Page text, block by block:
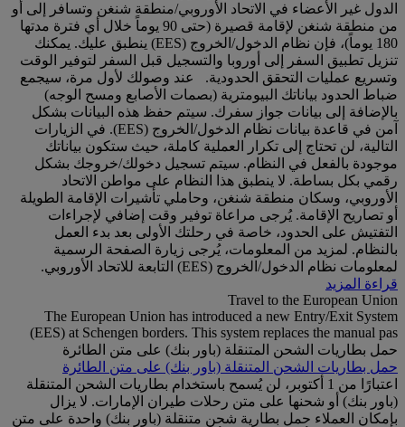
الدول غير الأعضاء في الاتحاد الأوروبي/منطقة شنغن وتسافر إلى أو
من منطقة شنغن لإقامة قصيرة (حتى 90 يوماً خلال أي فترة مدتها
180 يوماً)، فإن نظام الدخول/الخروج (EES) ينطبق عليك. يمكنك
تنزيل تطبيق السفر إلى أوروبا والتسجيل قبل السفر لتوفير الوقت
وتسريع عمليات التحقق الحدودية. عند وصولك لأول مرة، سيجمع
ضباط الحدود بياناتك البيومترية (بصمات الأصابع ومسح الوجه)
بالإضافة إلى بيانات جواز سفرك. سيتم حفظ هذه البيانات بشكل
آمن في قاعدة بيانات نظام الدخول/الخروج (EES). في الزيارات
التالية، لن تحتاج إلى تكرار العملية كاملة، حيث ستكون بياناتك
موجودة بالفعل في النظام. سيتم تسجيل دخولك/خروجك بشكل
رقمي بكل بساطة. لا ينطبق هذا النظام على مواطن الاتحاد
الأوروبي، وسكان منطقة شنغن، وحاملي تأشيرات الإقامة الطويلة
أو تصاريح الإقامة. يُرجى مراعاة توفير وقت إضافي لإجراءات
التفتيش على الحدود، خاصة في رحلتك الأولى بعد بدء العمل
بالنظام. لمزيد من المعلومات، يُرجى زيارة الصفحة الرسمية
لمعلومات نظام الدخول/الخروج (EES) التابعة للاتحاد الأوروبي.
قراءة المزيد
Travel to the European Union
The European Union has introduced a new Entry/Exit System
(EES) at Schengen borders. This system replaces the manual pas
حمل بطاريات الشحن المتنقلة (باور بنك) على متن الطائرة
حمل بطاريات الشحن المتنقلة (باور بنك) على متن الطائرة
اعتبارًا من 1 أكتوبر، لن يُسمح باستخدام بطاريات الشحن المتنقلة
(باور بنك) أو شحنها على متن رحلات طيران الإمارات. لا يزال
بإمكان العملاء حمل بطارية شحن متنقلة (باور بنك) واحدة على متن